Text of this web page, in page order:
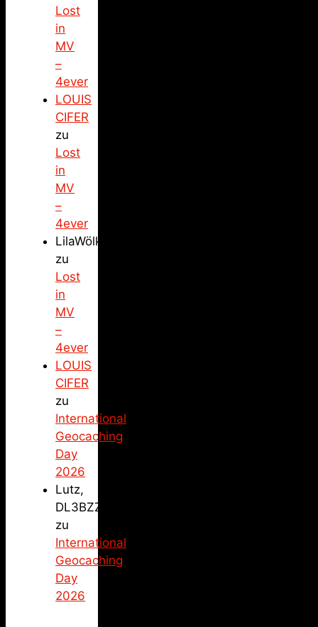
Lost
in
MV
–
4ever
LOUIS
CIFER
zu
Lost
in
MV
–
4ever
LilaWölkchen
zu
Lost
in
MV
–
4ever
LOUIS
CIFER
zu
International
Geocaching
Day
2026
Lutz,
DL3BZZ
zu
International
Geocaching
Day
2026